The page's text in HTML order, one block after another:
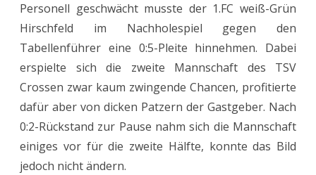
Niederlage
Personell geschwächt musste der 1.FC weiß-Grün
Hirschfeld im Nachholespiel gegen den
Tabellenführer eine 0:5-Pleite hinnehmen. Dabei
erspielte sich die zweite Mannschaft des TSV
Crossen zwar kaum zwingende Chancen, profitierte
dafür aber von dicken Patzern der Gastgeber. Nach
0:2-Rückstand zur Pause nahm sich die Mannschaft
einiges vor für die zweite Hälfte, konnte das Bild
jedoch nicht ändern.